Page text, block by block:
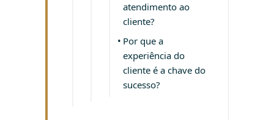
atendimento ao
cliente?
Por que a
experiência do
cliente é a chave do
sucesso?